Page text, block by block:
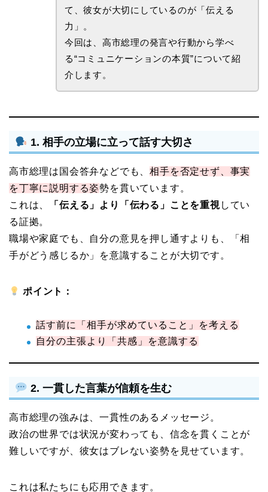
て、彼女が大切にしているのが「伝える
力」。
今回は、高市総理の発言や行動から学べ
る“コミュニケーションの本質”について紹
介します。
1. 相手の立場に立って話す大切さ
高市総理は国会答弁などでも、相手を否定せず、事実
を丁寧に説明する姿勢を貫いています。
これは、
「伝える」より「伝わる」ことを重視してい
る証拠。
職場や家庭でも、自分の意見を押し通すよりも、「相
手がどう感じるか」を意識することが大切です。
ポイント：
話す前に「相手が求めていること」を考える
自分の主張より「共感」を意識する
2. 一貫した言葉が信頼を生む
高市総理の強みは、一貫性のあるメッセージ。
政治の世界では状況が変わっても、信念を貫くことが
難しいですが、彼女はブレない姿勢を見せています。
これは私たちにも応用できます。